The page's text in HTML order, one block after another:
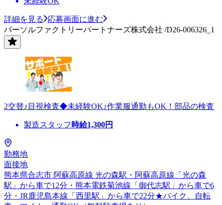
詳細を見る
応募画面に進む
パーソルファクトリーパートナーズ株式会社 /D26-006326_1
2交替♪目視検査◆未経験OK♪作業服通勤もOK！部品の検査
製造スタッフ 時給1,300円
勤務地
面接地
熊本県合志市 阿蘇高原線 光の森駅・阿蘇高原線「光の森
駅」から車で12分・熊本電鉄菊池線「御代志駅」から車で6
分・JR鹿児島本線「西里駅」から車で22分★バイク、自転